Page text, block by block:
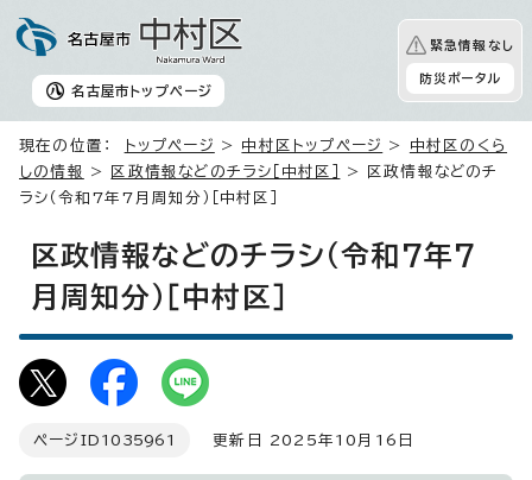
名古屋市 トップページ
緊急情報なし
防災ポータル
現在の位置： トップページ > 中村区トップページ > 中村区のくら
しの情報
> 区政情報などのチラシ［中村区］
> 区政情報などのチ
ラシ（令和7年7月周知分）［中村区］
区政情報などのチラシ（令和7年7
月周知分）［中村区］
ページID 1035961 更新日 2025年10月16日